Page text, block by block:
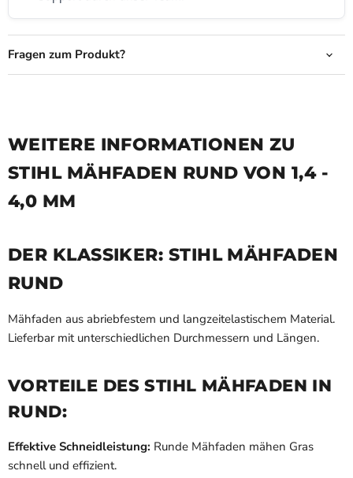
Fragen zum Produkt?
WEITERE INFORMATIONEN ZU
STIHL MÄHFADEN RUND VON 1,4 -
4,0 MM
DER KLASSIKER: STIHL MÄHFADEN
RUND
Mähfaden aus abriebfestem und langzeitelastischem Material.
Lieferbar mit unterschiedlichen Durchmessern und Längen.
VORTEILE DES STIHL MÄHFADEN IN
RUND:
Effektive Schneidleistung: Runde Mähfaden mähen Gras
schnell und effizient.